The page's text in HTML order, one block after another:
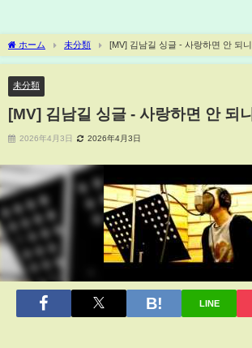
ホーム 未分類 [MV] 김남길 싱글 - 사랑하면 안 되니
未分類
[MV] 김남길 싱글 - 사랑하면 안 되니
2026年4月3日 2026年4月3日
LINE